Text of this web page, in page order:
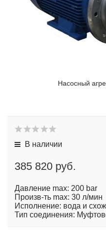
Насосный
В наличии
385 820 руб.
Давление max: 200 bar
Произв-ть max: 30 л/мин
Исполнение: вода и
Тип соединения: